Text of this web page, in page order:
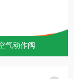
气动作阀